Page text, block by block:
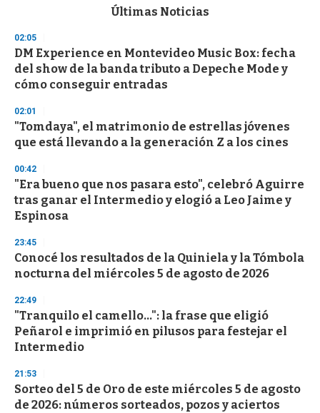
d
s
o
f
3
s
e
o
d
s
Últimas Noticias
02:05
DM Experience en Montevideo Music Box: fecha
del show de la banda tributo a Depeche Mode y
cómo conseguir entradas
02:01
"Tomdaya", el matrimonio de estrellas jóvenes
que está llevando a la generación Z a los cines
00:42
"Era bueno que nos pasara esto", celebró Aguirre
tras ganar el Intermedio y elogió a Leo Jaime y
Espinosa
23:45
Conocé los resultados de la Quiniela y la Tómbola
nocturna del miércoles 5 de agosto de 2026
22:49
"Tranquilo el camello...": la frase que eligió
Peñarol e imprimió en pilusos para festejar el
Intermedio
21:53
Sorteo del 5 de Oro de este miércoles 5 de agosto
de 2026: números sorteados, pozos y aciertos